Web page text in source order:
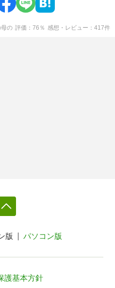
母の 評価 76 ％ 感想・レビュー 417件
版 パソコン版
護基本方針